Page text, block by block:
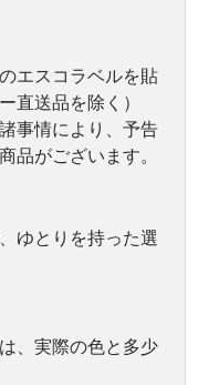
エスコラベルを貼
直送品を除く）
事情により、予告
品がございます。
ゆとりを持った選
、実際の色と多少